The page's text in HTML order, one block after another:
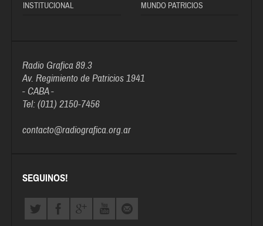
INSTITUCIONAL MUNDO PATRICIOS
Radio Grafica 89.3
Av. Regimiento de Patricios 1941
- CABA -
Tel: (011) 2150-7456
contacto@radiografica.org.ar
SEGUINOS!